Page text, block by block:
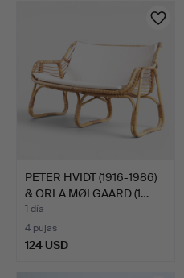
PETER HVIDT (1916-1986)
& ORLA MØLGAARD (1…
1 día
4 pujas
124 USD